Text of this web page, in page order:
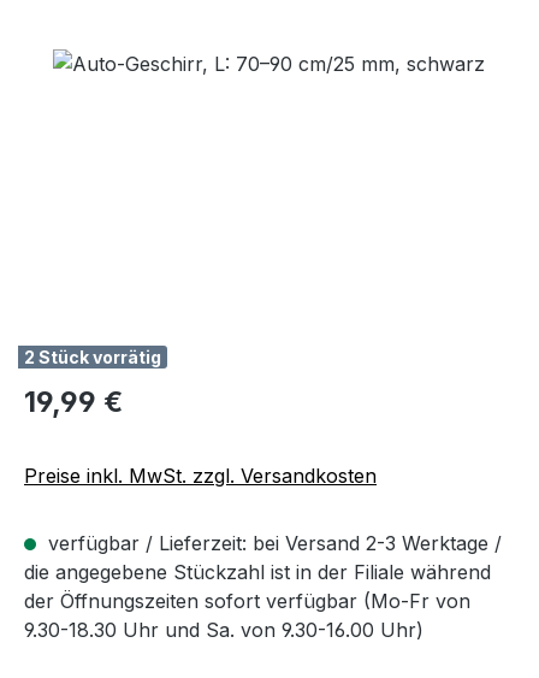
Bildergalerie überspringen
2 Stück vorrätig
Regulärer Preis:
19,99 €
Preise inkl. MwSt. zzgl. Versandkosten
verfügbar / Lieferzeit: bei Versand 2-3 Werktage /
die angegebene Stückzahl ist in der Filiale während
der Öffnungszeiten sofort verfügbar (Mo-Fr von
9.30-18.30 Uhr und Sa. von 9.30-16.00 Uhr)